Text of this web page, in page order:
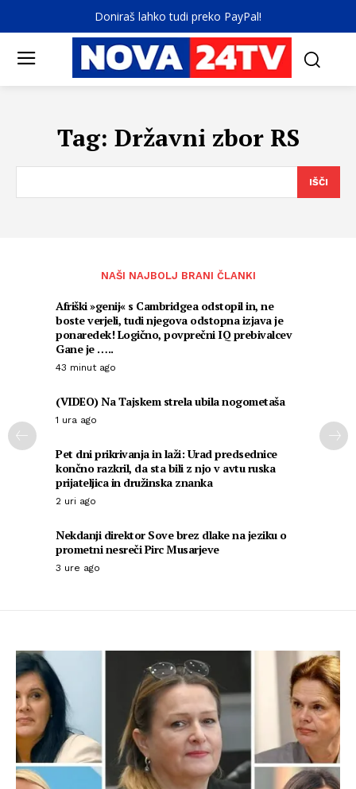
Doniraš lahko tudi preko PayPal!
Tag: Državni zbor RS
IŠČI
NAŠI NAJBOLJ BRANI ČLANKI
Afriški »genij« s Cambridgea odstopil in, ne
boste verjeli, tudi njegova odstopna izjava je
ponaredek! Logično, povprečni IQ prebivalcev
Gane je …..
43 minut ago
(VIDEO) Na Tajskem strela ubila nogometaša
1 ura ago
Pet dni prikrivanja in laži: Urad predsednice
končno razkril, da sta bili z njo v avtu ruska
prijateljica in družinska znanka
2 uri ago
Nekdanji direktor Sove brez dlake na jeziku o
prometni nesreči Pirc Musarjeve
3 ure ago